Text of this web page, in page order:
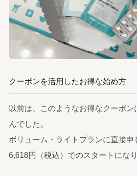
クーポンを活用したお得な始め方
以前は、このようなお得なクーポ
んでした。
ボリューム・ライトプランに直接申
6,618円（税込）でのスタートになり